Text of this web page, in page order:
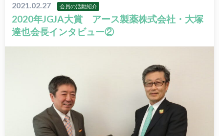
2021.02.27 会員の活動紹介
2020年JGJA大賞 アース製薬株式会社・大塚
達也会長インタビュー②